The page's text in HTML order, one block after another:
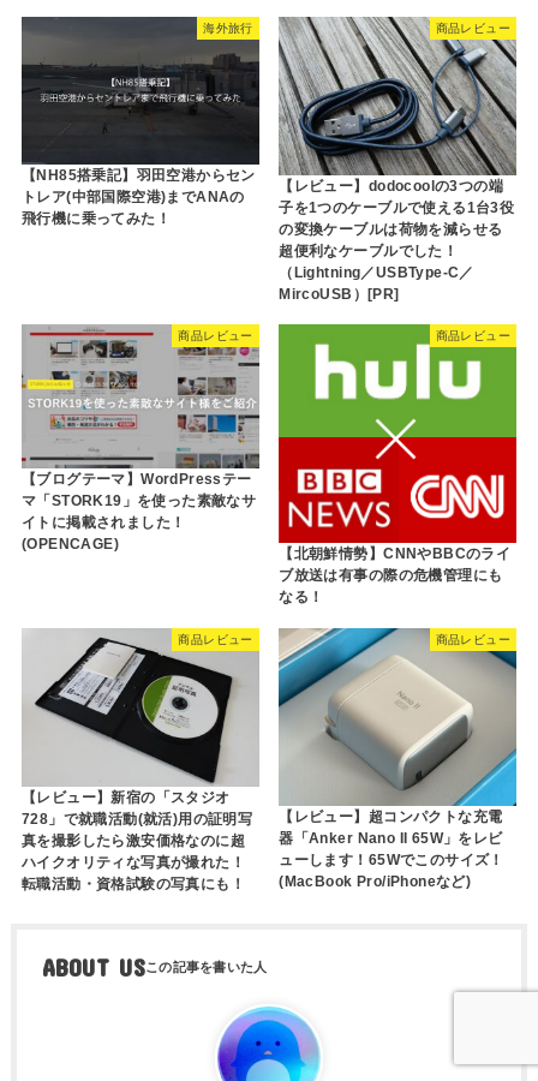
海外旅行
【NH85搭乗記】羽田空港からセン
トレア(中部国際空港)までANAの
飛行機に乗ってみた！
商品レビュー
【レビュー】dodocoolの3つの端
子を1つのケーブルで使える1台3役
の変換ケーブルは荷物を減らせる
超便利なケーブルでした！
（Lightning／USBType-C／
MircoUSB）[PR]
商品レビュー
【ブログテーマ】WordPressテー
マ「STORK19」を使った素敵なサ
イトに掲載されました！
(OPENCAGE)
商品レビュー
【北朝鮮情勢】CNNやBBCのライ
ブ放送は有事の際の危機管理にも
なる！
商品レビュー
【レビュー】新宿の「スタジオ
728」で就職活動(就活)用の証明写
真を撮影したら激安価格なのに超
ハイクオリティな写真が撮れた！
転職活動・資格試験の写真にも！
商品レビュー
【レビュー】超コンパクトな充電
器「Anker Nano II 65W」をレビ
ューします！65Wでこのサイズ！
(MacBook Pro/iPhoneなど)
ABOUT US